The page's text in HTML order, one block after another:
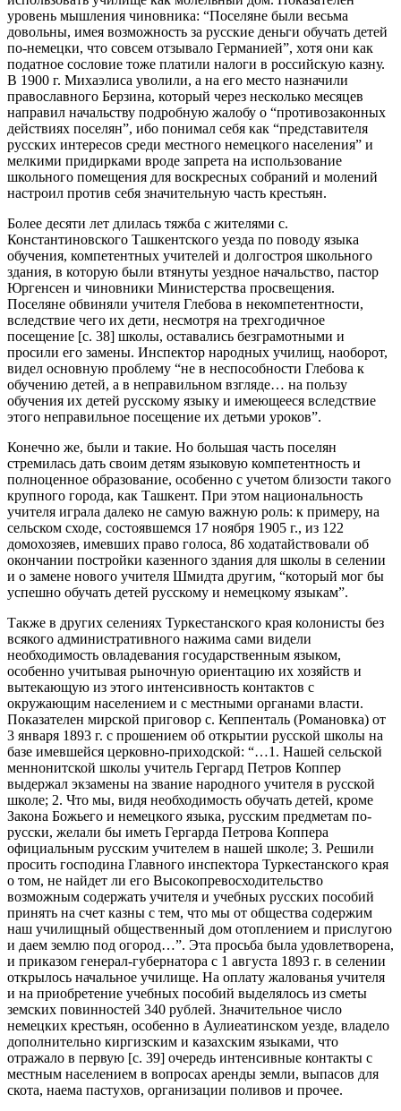
уровень мышления чиновника: “Поселяне были весьма
довольны, имея возможность за русские деньги обучать детей
по-немецки, что совсем отзывало Германией”, хотя они как
податное сословие тоже платили налоги в российскую казну.
В 1900 г. Михаэлиса уволили, а на его место назначили
православного Берзина, который через несколько месяцев
направил начальству подробную жалобу о “противозаконных
действиях поселян”, ибо понимал себя как “представителя
русских интересов среди местного немецкого населения” и
мелкими придирками вроде запрета на использование
школьного помещения для воскресных собраний и молений
настроил против себя значительную часть крестьян.
Более десяти лет длилась тяжба с жителями с.
Константиновского Ташкентского уезда по поводу языка
обучения, компетентных учителей и долгостроя школьного
здания, в которую были втянуты уездное начальство, пастор
Юргенсен и чиновники Министерства просвещения.
Поселяне обвиняли учителя Глебова в некомпетентности,
вследствие чего их дети, несмотря на трехгодичное
посещение [с. 38] школы, оставались безграмотными и
просили его замены. Инспектор народных училищ, наоборот,
видел основную проблему “не в неспособности Глебова к
обучению детей, а в неправильном взгляде… на пользу
обучения их детей русскому языку и имеющееся вследствие
этого неправильное посещение их детьми уроков”.
Конечно же, были и такие. Но большая часть поселян
стремилась дать своим детям языковую компетентность и
полноценное образование, особенно с учетом близости такого
крупного города, как Ташкент. При этом национальность
учителя играла далеко не самую важную роль: к примеру, на
сельском сходе, состоявшемся 17 ноября 1905 г., из 122
домохозяев, имевших право голоса, 86 ходатайствовали об
окончании постройки казенного здания для школы в селении
и о замене нового учителя Шмидта другим, “который мог бы
успешно обучать детей русскому и немецкому языкам”.
Также в других селениях Туркестанского края колонисты без
всякого административного нажима сами видели
необходимость овладевания государственным языком,
особенно учитывая рыночную ориентацию их хозяйств и
вытекающую из этого интенсивность контактов с
окружающим населением и с местными органами власти.
Показателен мирской приговор с. Кеппенталь (Романовка) от
3 января 1893 г. с прошением об открытии русской школы на
базе имевшейся церковно-приходской: “…1. Нашей сельской
меннонитской школы учитель Гергард Петров Коппер
выдержал экзамены на звание народного учителя в русской
школе; 2. Что мы, видя необходимость обучать детей, кроме
Закона Божьего и немецкого языка, русским предметам по-
русски, желали бы иметь Гергарда Петрова Коппера
официальным русским учителем в нашей школе; 3. Решили
просить господина Главного инспектора Туркестанского края
о том, не найдет ли его Высокопревосходительство
возможным содержать учителя и учебных русских пособий
принять на счет казны с тем, что мы от общества содержим
наш училищный общественный дом отоплением и прислугою
и даем землю под огород…”. Эта просьба была удовлетворена,
и приказом генерал-губернатора с 1 августа 1893 г. в селении
открылось начальное училище. На оплату жалованья учителя
и на приобретение учебных пособий выделялось из сметы
земских повинностей 340 рублей. Значительное число
немецких крестьян, особенно в Аулиеатинском уезде, владело
дополнительно киргизским и казахским языками, что
отражало в первую [с. 39] очередь интенсивные контакты с
местным населением в вопросах аренды земли, выпасов для
скота, наема пастухов, организации поливов и прочее.